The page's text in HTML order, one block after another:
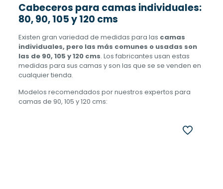
Cabeceros para camas individuales:
80, 90, 105 y 120 cms
Existen gran variedad de medidas para las camas
individuales, pero las más comunes o usadas son
las de 90, 105 y 120 cms. Los fabricantes usan estas
medidas para sus camas y son las que se se venden en
cualquier tienda.
Modelos recomendados por nuestros expertos para
camas de 90, 105 y 120 cms: